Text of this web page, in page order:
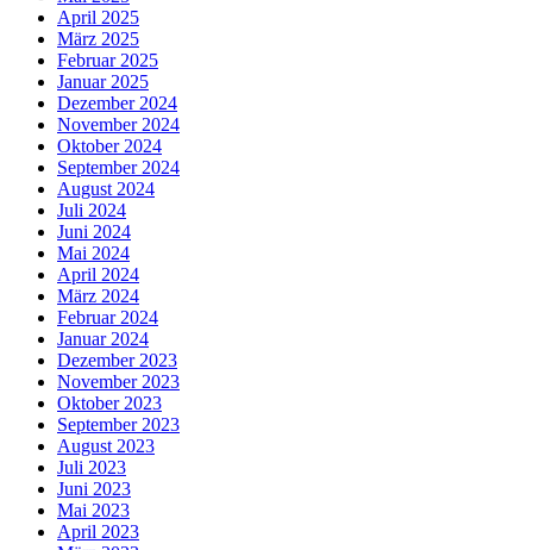
April 2025
März 2025
Februar 2025
Januar 2025
Dezember 2024
November 2024
Oktober 2024
September 2024
August 2024
Juli 2024
Juni 2024
Mai 2024
April 2024
März 2024
Februar 2024
Januar 2024
Dezember 2023
November 2023
Oktober 2023
September 2023
August 2023
Juli 2023
Juni 2023
Mai 2023
April 2023